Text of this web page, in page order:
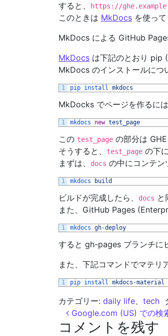
すると、
https://
このときは MkDocs を使っ
MkDocs による GitHub
MkDocs は下記のとおり pip
MkDocs のインストールにつ
1 pip install mkdocs
MkDocks でページを作るに
1 mkdocs new test_page
この test_page の部分は
そうすると、
test_page の下に
まずは、
docs の中にコンテン
1 mkdocs build
ビルドが完成したら、 docs と
また、GitHub Pages
1 mkdocs gh-deploy
すると gh-pages ブランチに
また、下記コマンドでマテリ
1 pip install mkdocs -material
カテゴリー: daily life、 tech
投稿ナビゲー
Google.com (US) での検
コメントを残す